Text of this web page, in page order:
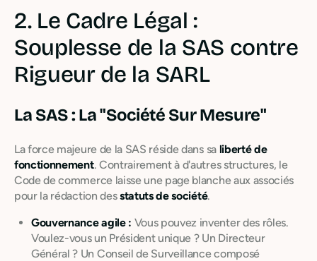
2. Le Cadre Légal :
Souplesse de la SAS contre
Rigueur de la SARL
La SAS : La "Société Sur Mesure"
La force majeure de la SAS réside dans sa liberté de
fonctionnement. Contrairement à d'autres structures, le
Code de commerce laisse une page blanche aux associés
pour la rédaction desstatuts de société.
Gouvernance agile : Vous pouvez inventer des rôles.
Voulez-vous un Président unique ? Un Directeur
Général ? Un Conseil de Surveillance composé